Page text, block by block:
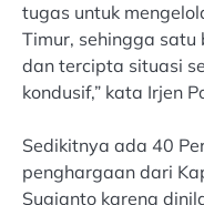
tugas untuk
Timur, sehingga
dan tercipta situasi
kondusif,” kata Irjen
Sedikitnya ada 40
penghargaan dari
Sugianto karena